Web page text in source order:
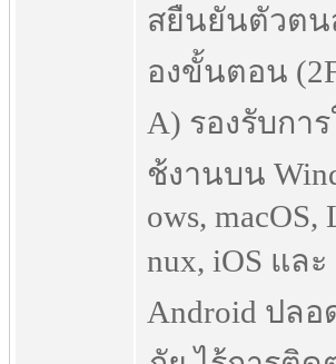
สยืนยันตัวตน
องขั้นตอน
A) รองรับการ
ช้งานบน
ows, macOS,
nux, iOS และ
Android ปลอ